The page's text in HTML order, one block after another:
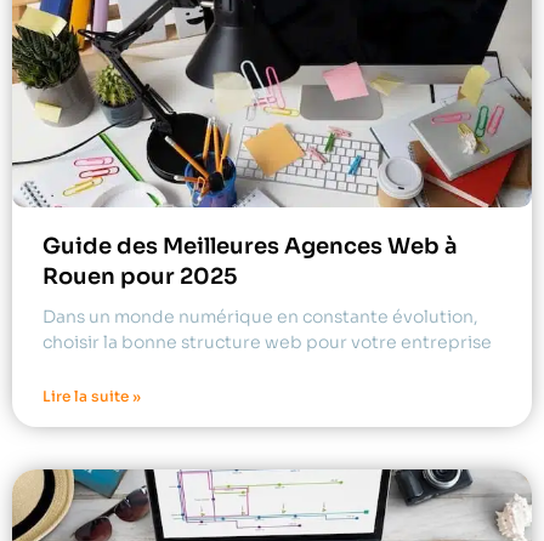
Guide des Meilleures Agences Web à
Rouen pour 2025
Dans un monde numérique en constante évolution,
choisir la bonne structure web pour votre entreprise
Lire la suite »